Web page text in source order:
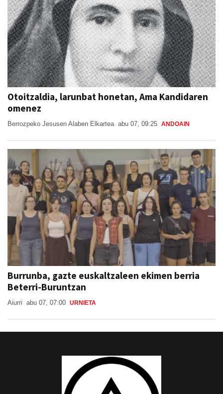
Otoitzaldia, larunbat honetan, Ama Kandidaren
omenez
Berrozpeko Jesusen Alaben Elkartea abu 07, 09:25 ANDOAIN
Burrunba, gazte euskaltzaleen ekimen berria
Beterri-Buruntzan
Aiurri abu 07, 07:00 URNIETA